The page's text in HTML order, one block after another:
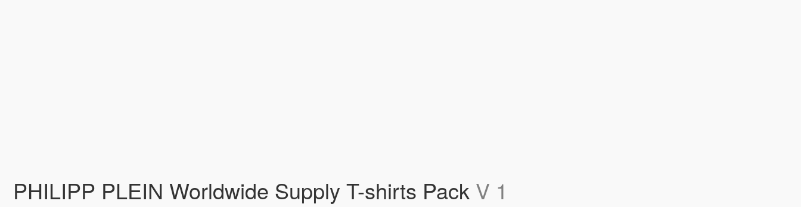
PHILIPP PLEIN Worldwide Supply T-shirts Pack V 1